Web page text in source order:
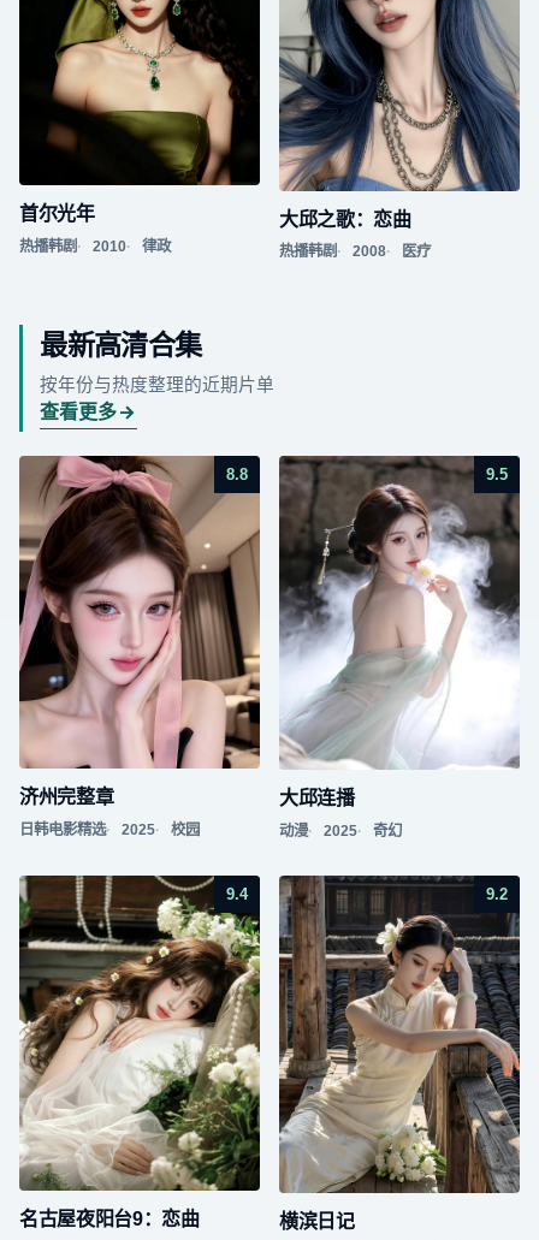
首尔光年
热播韩剧 2010 律政
大邱之歌：恋曲
热播韩剧 2008 医疗
最新高清合集
按年份与热度整理的近期片单
查看更多
8.8
济州完整章
日韩电影精选 2025 校园
9.5
大邱连播
动漫 2025 奇幻
9.4
名古屋夜阳台9：恋曲
9.2
横滨日记